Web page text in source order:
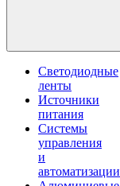
Светодиодные
ленты
Источники
питания
Системы
управления
и
автоматизации